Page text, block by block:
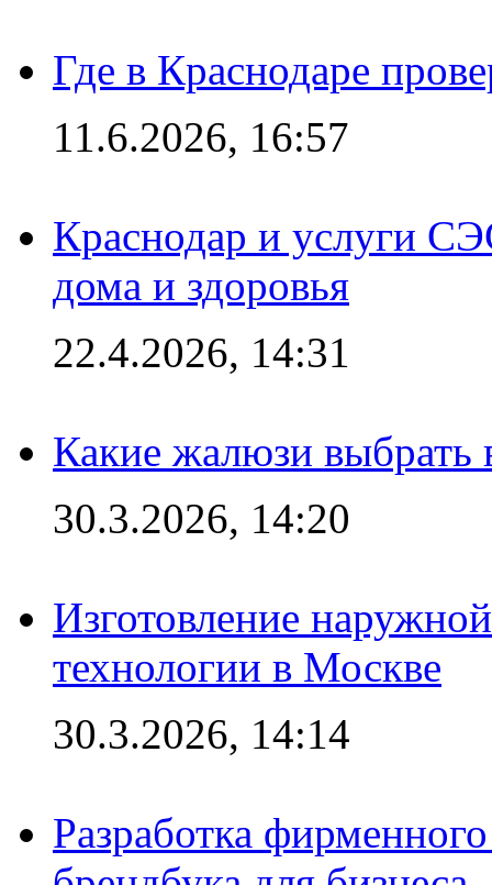
Где в Краснодаре
11.6.2026, 16:57
Краснодар и услуги
дома и здоровья
22.4.2026, 14:31
Какие жалюзи выбрать
30.3.2026, 14:20
Изготовление
технологии в Москве
30.3.2026, 14:14
Разработка